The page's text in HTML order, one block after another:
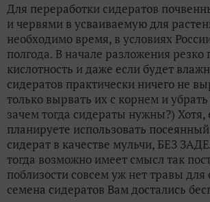
Для переработки сидератов
и червями в усваиваемую для
необходимо время, в условиях
полгода. В начале разложения
кислотность и даже если будет
сидератов практически ничего не
только вырвать их с корнем и
зачем тогда сидераты нужны?) Хотя,
планируете использовать
сидерат в качестве мульчи, БЕЗ
тогда возможно имеет смысл так
поблизости совсем уж нет травы
семена сидератов Вам достались